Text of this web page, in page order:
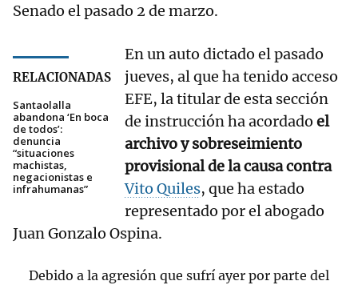
Senado el pasado 2 de marzo.
RELACIONADAS
Santaolalla
abandona ‘En boca
de todos’:
denuncia
“situaciones
machistas,
negacionistas e
infrahumanas”
En un auto dictado el pasado
jueves, al que ha tenido acceso
EFE, la titular de esta sección
de instrucción ha acordado el
archivo y sobreseimiento
provisional de la causa contra
Vito Quiles, que ha estado
representado por el abogado
Juan Gonzalo Ospina.
Debido a la agresión que sufrí ayer por parte del